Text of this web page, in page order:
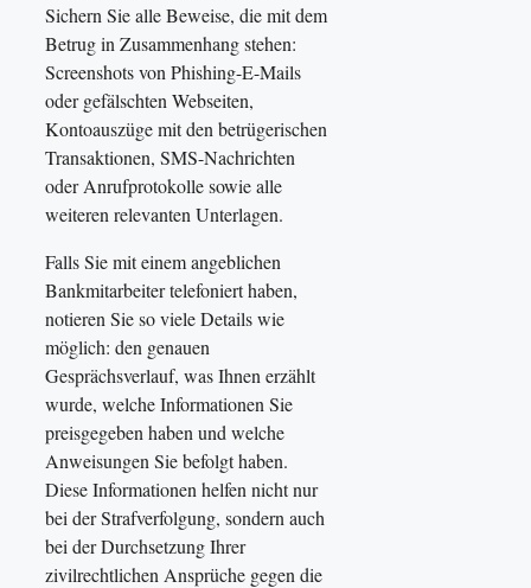
Sichern Sie alle Beweise, die mit dem
Betrug in Zusammenhang stehen:
Screenshots von Phishing-E-Mails
oder gefälschten Webseiten,
Kontoauszüge mit den betrügerischen
Transaktionen, SMS-Nachrichten
oder Anrufprotokolle sowie alle
weiteren relevanten Unterlagen.
Falls Sie mit einem angeblichen
Bankmitarbeiter telefoniert haben,
notieren Sie so viele Details wie
möglich: den genauen
Gesprächsverlauf, was Ihnen erzählt
wurde, welche Informationen Sie
preisgegeben haben und welche
Anweisungen Sie befolgt haben.
Diese Informationen helfen nicht nur
bei der Strafverfolgung, sondern auch
bei der Durchsetzung Ihrer
zivilrechtlichen Ansprüche gegen die